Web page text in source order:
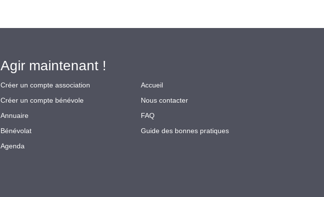
Agir maintenant !
Créer un compte association
Créer un compte bénévole
Annuaire
Bénévolat
Agenda
Accueil
Nous contacter
FAQ
Guide des bonnes pratiques